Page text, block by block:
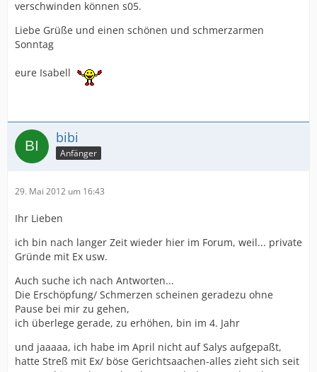
verschwinden können s05.
Liebe Grüße und einen schönen und schmerzarmen
Sonntag
eure Isabell
bibi
Anfänger
29. Mai 2012 um 16:43
Ihr Lieben
ich bin nach langer Zeit wieder hier im Forum, weil... private
Gründe mit Ex usw.
Auch suche ich nach Antworten...
Die Erschöpfung/ Schmerzen scheinen geradezu ohne
Pause bei mir zu gehen,
ich überlege gerade, zu erhöhen, bin im 4. Jahr
und jaaaaa, ich habe im April nicht auf Salys aufgepaßt,
hatte Streß mit Ex/ böse Gerichtsaachen-alles zieht sich seit